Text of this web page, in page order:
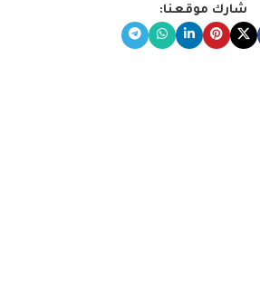
شارك موقعنا: